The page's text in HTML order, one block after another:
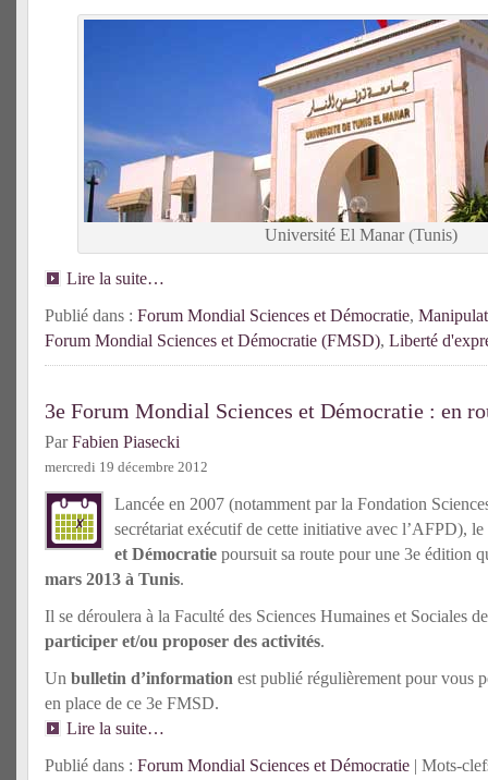
Université El Manar (Tunis)
Lire la suite…
Publié dans : Forum Mondial Sciences et Démocratie,
Forum Mondial Sciences et Démocratie (FMSD), Liberté
3e Forum Mondial Sciences et Démocratie : en
ParFabien Piasecki
mercredi 19 décembre 2012
Lancée en 2007 (notamment par la Fondation
secrétariat exécutif de cette initiative avec l’AFPD), le
et Démocratie poursuit sa route pour une 3e édition
mars 2013 à Tunis.
Il se déroulera à la Faculté des Sciences Humaines et Sociales
participer et/ou proposer des activités.
Un bulletin d’information est publié régulièrement pour vous
en place de ce 3e FMSD.
Lire la suite…
Publié dans : Forum Mondial Sciences et Démocratie | Mots-